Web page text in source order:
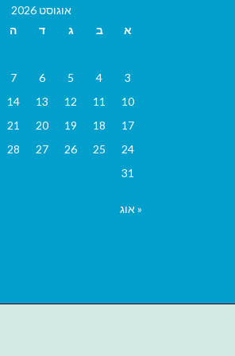
אוגוסט 2026
א
ב ג ד ה
3
4
5
6
7
10
11
12
13
14
17
18
19
20
21
24
25
26
27
28
31
« אוג